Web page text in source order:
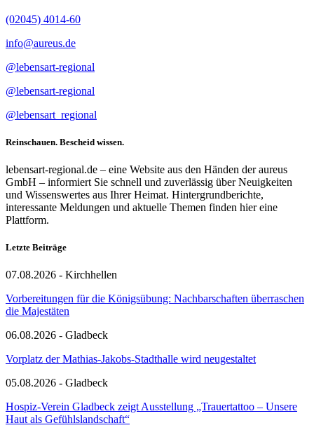
(02045) 4014-60
info@aureus.de
@lebensart-regional
@lebensart-regional
@lebensart_regional
Reinschauen. Bescheid wissen.
lebensart-regional.de – eine Website aus den Händen der aureus
GmbH – informiert Sie schnell und zuverlässig über Neuigkeiten
und Wissenswertes aus Ihrer Heimat. Hintergrundberichte,
interessante Meldungen und aktuelle Themen finden hier eine
Plattform.
Letzte Beiträge
07.08.2026 - Kirchhellen
Vorbereitungen für die Königsübung: Nachbarschaften überraschen
die Majestäten
06.08.2026 - Gladbeck
Vorplatz der Mathias-Jakobs-Stadthalle wird neugestaltet
05.08.2026 - Gladbeck
Hospiz-Verein Gladbeck zeigt Ausstellung „Trauertattoo – Unsere
Haut als Gefühlslandschaft“